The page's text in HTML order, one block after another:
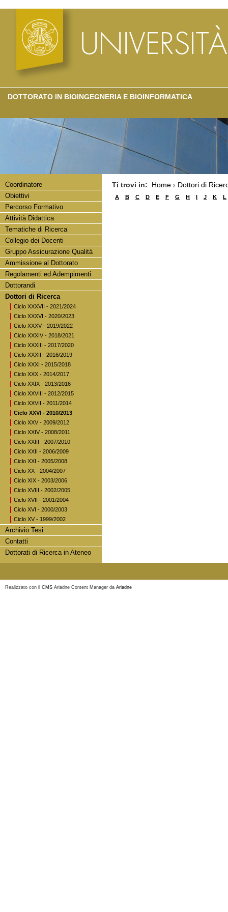
DOTTORATO IN BIOINGEGNERIA E BIOINFORMATICA
Coordinatore
Obiettivi
Percorso Formativo
Attività Didattica
Tematiche di Ricerca
Collegio dei Docenti
Gruppo Assicurazione Qualità
Ammissione al Dottorato
Regolamenti ed Adempimenti
Dottorandi
Dottori di Ricerca
Ciclo XXXVII - 2021/2024
Ciclo XXXVI - 2020/2023
Ciclo XXXV - 2019/2022
Ciclo XXXIV - 2018/2021
Ciclo XXXIII - 2017/2020
Ciclo XXXII - 2016/2019
Ciclo XXXI - 2015/2018
Ciclo XXX - 2014/2017
Ciclo XXIX - 2013/2016
Ciclo XXVIII - 2012/2015
Ciclo XXVII - 2011/2014
Ciclo XXVI - 2010/2013
Ciclo XXV - 2009/2012
Ciclo XXIV - 2008/2011
Ciclo XXIII - 2007/2010
Ciclo XXII - 2006/2009
Ciclo XXI - 2005/2008
Ciclo XX - 2004/2007
Ciclo XIX - 2003/2006
Ciclo XVIII - 2002/2005
Ciclo XVII - 2001/2004
Ciclo XVI - 2000/2003
Ciclo XV - 1999/2002
Archivio Tesi
Contatti
Dottorati di Ricerca in Ateneo
Ti trovi in: Home › Dottori di
A B C D E F G H I J K L
Realizzato con il CMS Ariadne Content Manager da Ariadne